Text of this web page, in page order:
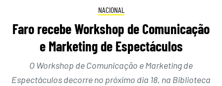
NACIONAL
Faro recebe Workshop de Comunicação
e Marketing de Espectáculos
O Workshop de Comunicação e Marketing de
Espectáculos decorre no próximo dia 18, na Biblioteca